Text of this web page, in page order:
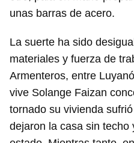
unas barras de acero.
La suerte ha sido
materiales y fuerza de
Armenteros, entre
vive Solange Faizan
tornado su vivienda
dejaron la casa sin techo